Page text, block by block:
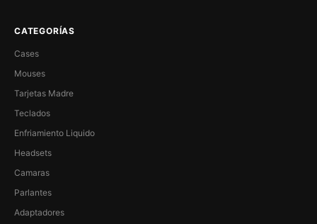
CATEGORÍAS
Cases
Mouses
Tarjetas Madre
Teclados
Enfriamiento Liquido
Headsets
Camaras
Parlantes
Adaptadores